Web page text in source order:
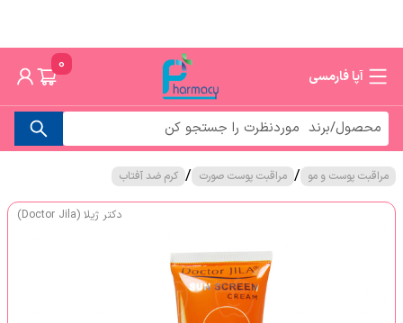
آپا فارمسی
0
مراقبت پوست و مو / مراقبت پوست صورت / کرم ضد آفتاب
دکتر ژیلا (Doctor Jila)